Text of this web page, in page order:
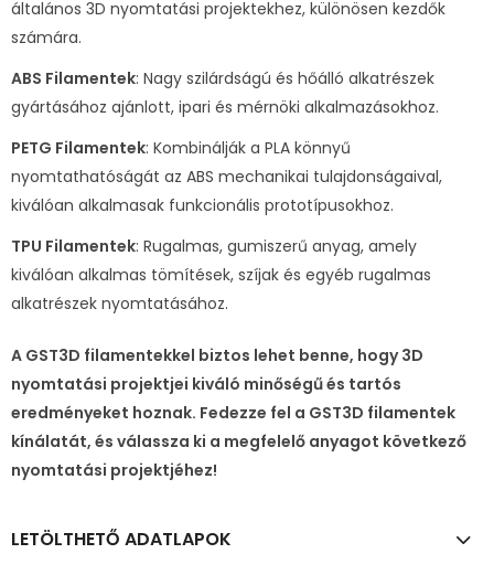
általános 3D nyomtatási projektekhez, különösen kezdők
számára.
ABS Filamentek: Nagy szilárdságú és hőálló alkatrészek
gyártásához ajánlott, ipari és mérnöki alkalmazásokhoz.
PETG Filamentek: Kombinálják a PLA könnyű
nyomtathatóságát az ABS mechanikai tulajdonságaival,
kiválóan alkalmasak funkcionális prototípusokhoz.
TPU Filamentek: Rugalmas, gumiszerű anyag, amely
kiválóan alkalmas tömítések, szíjak és egyéb rugalmas
alkatrészek nyomtatásához.
A GST3D filamentekkel biztos lehet benne, hogy 3D
nyomtatási projektjei kiváló minőségű és tartós
eredményeket hoznak. Fedezze fel a GST3D filamentek
kínálatát, és válassza ki a megfelelő anyagot következő
nyomtatási projektjéhez!
LETÖLTHETŐ ADATLAPOK